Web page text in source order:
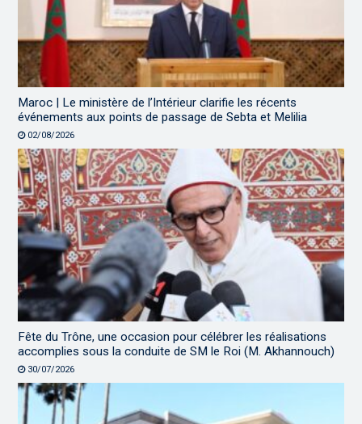
Maroc | Le ministère de l’Intérieur clarifie les récents
événements aux points de passage de Sebta et Melilia
02/08/2026
Fête du Trône, une occasion pour célébrer les réalisations
accomplies sous la conduite de SM le Roi (M. Akhannouch)
30/07/2026